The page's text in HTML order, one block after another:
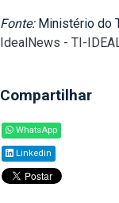
Fonte:Ministério do
IdealNews - TI-
Compartilhar
WhatsApp
Linkedin